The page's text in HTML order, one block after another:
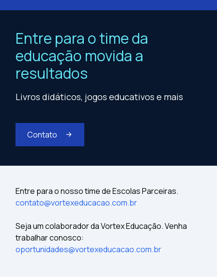
Entre para o time da
educação movida a
resultados
Livros didáticos, jogos educativos e mais
Contato
Entre para o nosso time de Escolas Parceiras.
contato@vortexeducacao.com.br
Seja um colaborador da Vortex Educação. Venha
trabalhar conosco:
oportunidades@vortexeducacao.com.br